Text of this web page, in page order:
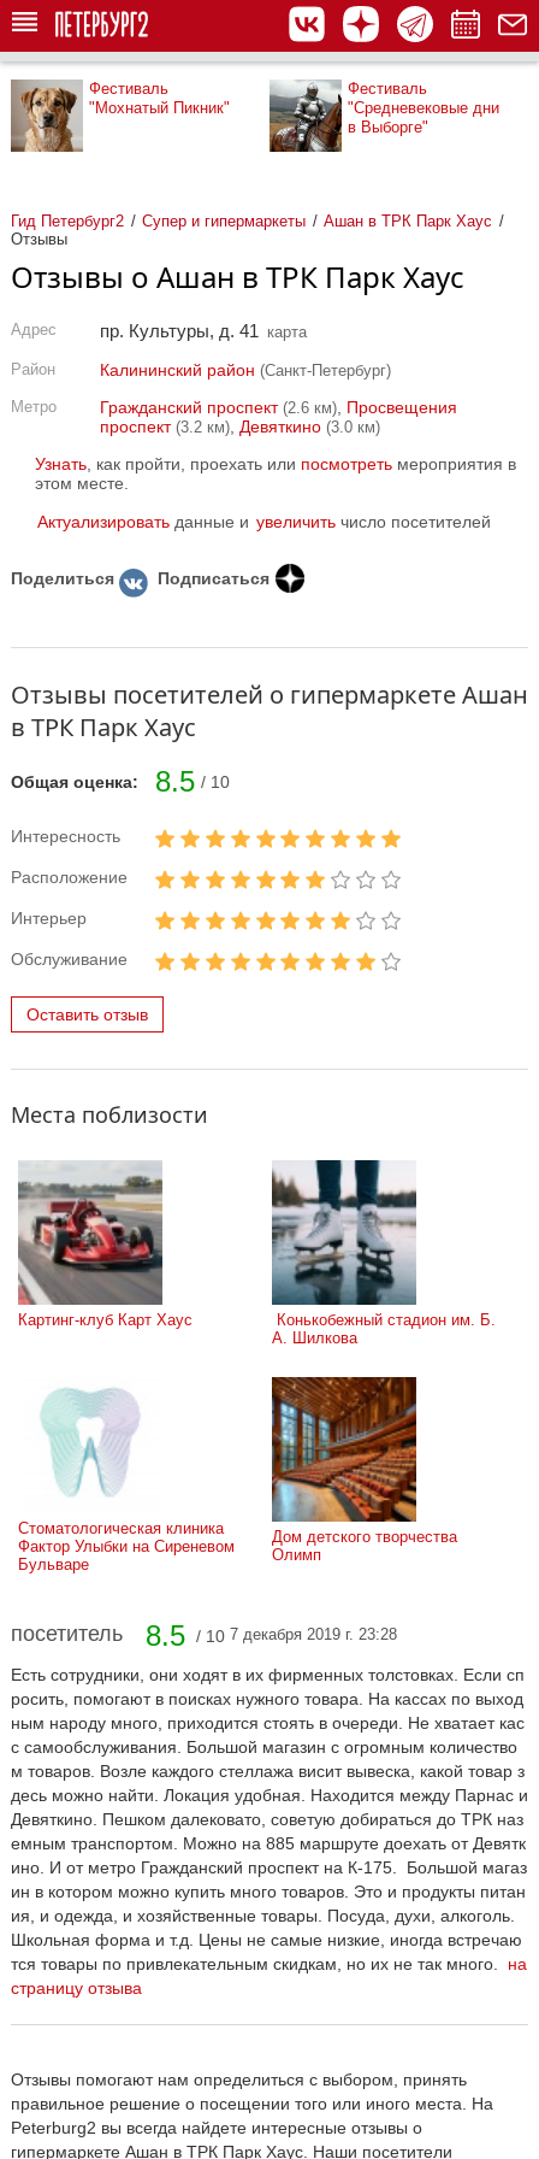
Фестиваль
"Мохнатый Пикник"
Фестиваль
"Средневековые дни
в Выборге"
Гид Петербург2 Супер и гипермаркеты
Ашан в ТРК Парк Хаус
Отзывы
Отзывы о Ашан в ТРК Парк Хаус
Адрес пр. Культуры, д. 41 карта
Район Калининский район (Санкт-Петербург)
Метро
Гражданский проспект (2.6 км), Просвещения
проспект (3.2 км), Девяткино (3.0 км)
Узнать , как пройти, проехать или посмотреть мероприятия в
этом месте.
Актуализировать данные и увеличить число посетителей
Поделиться Подписаться
Отзывы посетителей о гипермаркете Ашан
в ТРК Парк Хаус
Общая оценка: 8.5 / 10
Интересность
Расположение
Интерьер
Обслуживание
Оставить отзыв
Места поблизости
Картинг-клуб Карт Хаус
А. Шилкова
Стоматологическая клиника
Фактор Улыбки на Сиреневом
Бульваре
Дом детского творчества
Олимп
посетитель 8.5 / 10 7 декабря 2019 г. 23:28
Есть сотрудники, они ходят в их фирменных толстовках. Если сп
росить, помогают в поисках нужного товара. На кассах по выход
ным народу много, приходится стоять в очереди. Не хватает кас
с самообслуживания. Большой магазин с огромным количество
м товаров. Возле каждого стеллажа висит вывеска, какой товар з
десь можно найти. Локация удобная. Находится между Парнас и
Девяткино. Пешком далековато, советую добираться до ТРК наз
емным транспортом. Можно на 885 маршруте доехать от Девятк
ино. И от метро Гражданский проспект на К-175. Большой магаз
ин в котором можно купить много товаров. Это и продукты питан
ия, и одежда, и хозяйственные товары. Посуда, духи, алкоголь.
Школьная форма и т.д. Цены не самые низкие, иногда встречаю
тся товары по привлекательным скидкам, но их не так много. на
страницу отзыва
Отзывы помогают нам определиться с выбором, принять
правильное решение о посещении того или иного места. На
Peterburg2 вы всегда найдете интересные отзывы о
гипермаркете Ашан в ТРК Парк Хаус. Наши посетители